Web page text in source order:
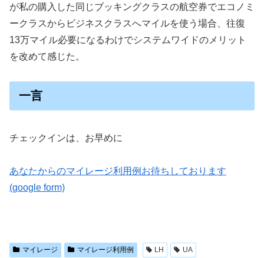
が私の購入した同じブッキングクラスの航空券でエコノミ
ークラスからビジネスクラスへマイルを使う場合、往復
13万マイル必要になるわけでシステムワイドのメリット
を改めて感じた。
一言
チェックインは、お早めに
あなたからのマイレージ利用例お待ちしております
(google form)
マイレージ マイレージ利用例 LH UA